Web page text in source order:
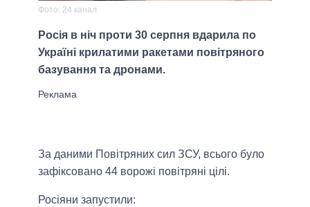
Фото: 24 канал
Росія в ніч проти 30 серпня вдарила по
Україні крилатими ракетами повітряного
базування та дронами.
За даними Повітряних сил ЗСУ, всього було
зафіксовано 44 ворожі повітряні цілі.
Росіяни запустили: